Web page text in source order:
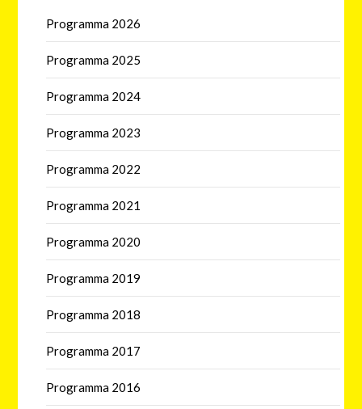
Programma 2026
Programma 2025
Programma 2024
Programma 2023
Programma 2022
Programma 2021
Programma 2020
Programma 2019
Programma 2018
Programma 2017
Programma 2016